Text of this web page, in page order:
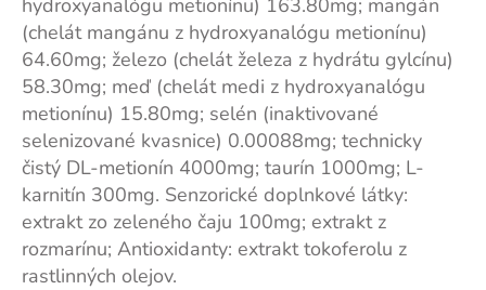
hydroxyanalógu metionínu) 163.80mg; mangán
(chelát mangánu z hydroxyanalógu metionínu)
64.60mg; železo (chelát železa z hydrátu gylcínu)
58.30mg; meď (chelát medi z hydroxyanalógu
metionínu) 15.80mg; selén (inaktivované
selenizované kvasnice) 0.00088mg; technicky
čistý DL-metionín 4000mg; taurín 1000mg; L-
karnitín 300mg. Senzorické doplnkové látky:
extrakt zo zeleného čaju 100mg; extrakt z
rozmarínu; Antioxidanty: extrakt tokoferolu z
rastlinných olejov.